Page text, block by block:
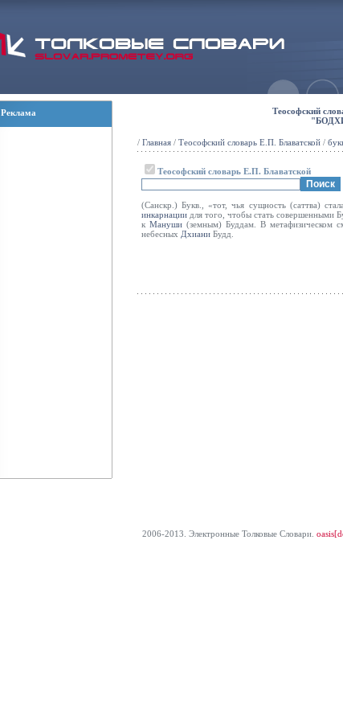
Реклама
Теософский
/ Главная / Теософский словарь Е.П. Блаватской /
Теософский словарь Е.П. Блаватской
(Санскр.) Букв., «тот, чья сущность (саттва)
инкарнации для того, чтобы стать совершенными
к Мануши(земным) Буддам. В метафизическом
небесных Дхиани Будд.
2006-2013. Электронные Толковые Cловари.